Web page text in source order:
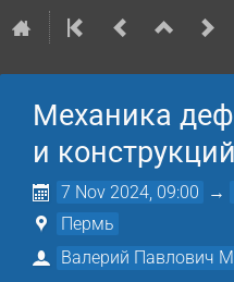
Механика
и конструкций
7 Nov 2024, 09:00 →
Пермь
Валерий Павлович